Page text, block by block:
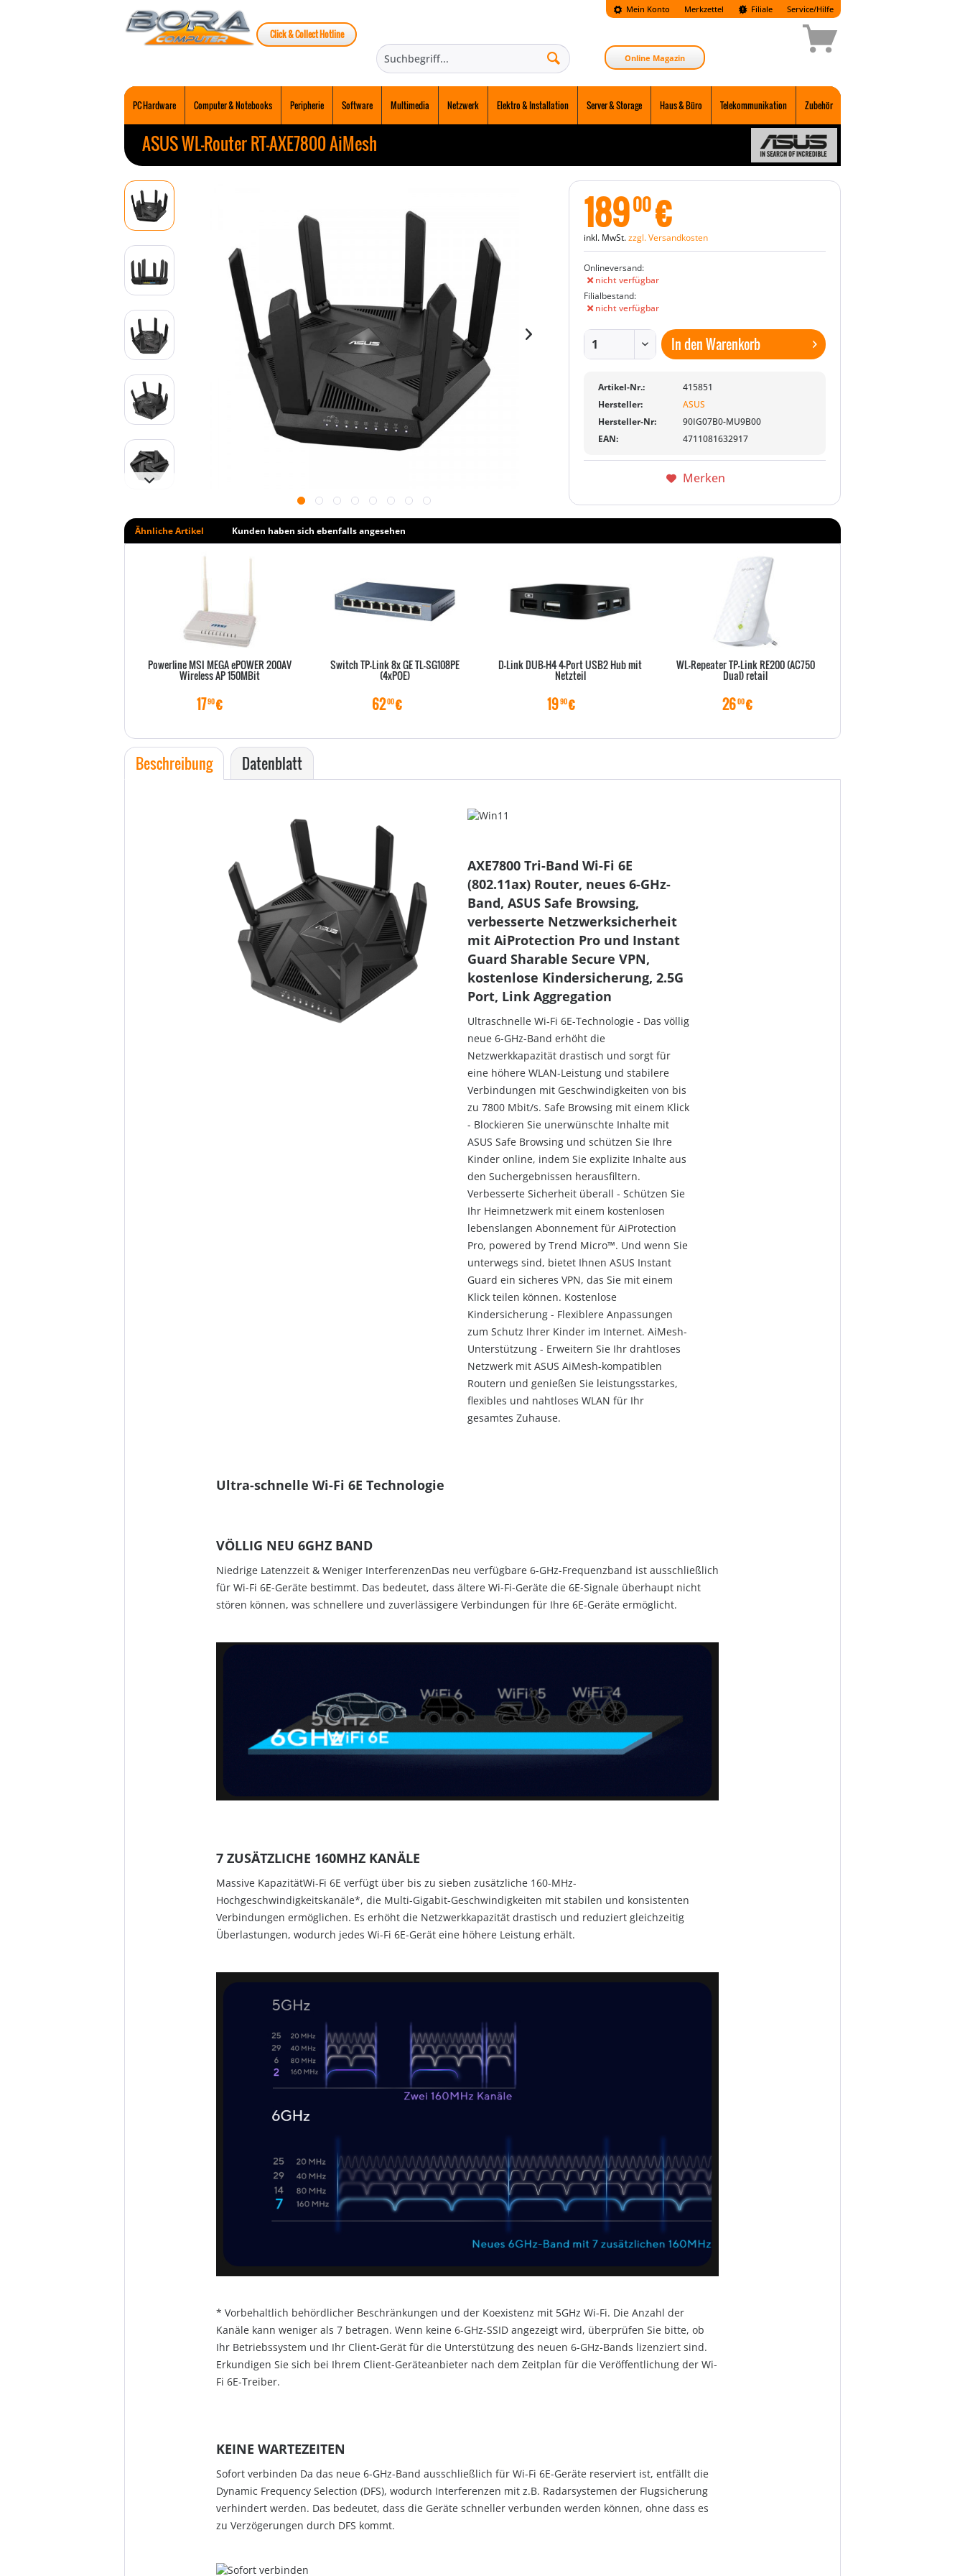
Mein Konto Merkzettel
Click & Collect Hotline
Filiale Service/Hilfe
Online Magazin
PC Hardware Computer & Notebooks Peripherie Software Multimedia Netzwerk Elektro & Installation Server & Storage Haus & Büro Telekommunikation Zubehör
ASUS WL-Router RT-AXE7800 AiMesh
18900€
inkl. MwSt.zzgl. Versandkosten
Onlineversand:
nicht verfügbar
Filialbestand:
nicht verfügbar
In denWarenkorb
Artikel-Nr.:
415851
Hersteller:
ASUS
Hersteller-Nr:
90IG07B0-MU9B00
EAN:
4711081632917
Merken
Ähnliche Artikel Kunden haben sich ebenfalls angesehen
Powerline MSI MEGA ePOWER 200AV
Wireless AP 150MBit
1790€
Switch TP-Link 8x GE TL-SG108PE
(4xPOE)
6200€
D-Link DUB-H4 4-Port USB2 Hub mit
Netzteil
1990€
WL-Repeater TP-Link RE200 (AC750
Dual) retail
2600€
Beschreibung Datenblatt
AXE7800 Tri-Band Wi-Fi 6E
(802.11ax) Router, neues 6-GHz-
Band, ASUS Safe Browsing,
verbesserte Netzwerksicherheit
mit AiProtection Pro und Instant
Guard Sharable Secure VPN,
kostenlose Kindersicherung, 2.5G
Port, Link Aggregation
Ultraschnelle Wi-Fi 6E-Technologie - Das völlig
neue 6-GHz-Band erhöht die
Netzwerkkapazität drastisch und sorgt für
eine höhere WLAN-Leistung und stabilere
Verbindungen mit Geschwindigkeiten von bis
zu 7800 Mbit/s. Safe Browsing mit einem Klick
- Blockieren Sie unerwünschte Inhalte mit
ASUS Safe Browsing und schützen Sie Ihre
Kinder online, indem Sie explizite Inhalte aus
den Suchergebnissen herausfiltern.
Verbesserte Sicherheit überall - Schützen Sie
Ihr Heimnetzwerk mit einem kostenlosen
lebenslangen Abonnement für AiProtection
Pro, powered by Trend Micro™. Und wenn Sie
unterwegs sind, bietet Ihnen ASUS Instant
Guard ein sicheres VPN, das Sie mit einem
Klick teilen können. Kostenlose
Kindersicherung - Flexiblere Anpassungen
zum Schutz Ihrer Kinder im Internet. AiMesh-
Unterstützung - Erweitern Sie Ihr drahtloses
Netzwerk mit ASUS AiMesh-kompatiblen
Routern und genießen Sie leistungsstarkes,
flexibles und nahtloses WLAN für Ihr
gesamtes Zuhause.
Ultra-schnelle Wi-Fi 6E Technologie
VÖLLIG NEU 6GHZ BAND
Niedrige Latenzzeit & Weniger InterferenzenDas neu verfügbare 6-GHz-Frequenzband ist ausschließlich
für Wi-Fi 6E-Geräte bestimmt. Das bedeutet, dass ältere Wi-Fi-Geräte die 6E-Signale überhaupt nicht
stören können, was schnellere und zuverlässigere Verbindungen für Ihre 6E-Geräte ermöglicht.
7 ZUSÄTZLICHE 160MHZ KANÄLE
Massive KapazitätWi-Fi 6E verfügt über bis zu sieben zusätzliche 160-MHz-
Hochgeschwindigkeitskanäle*, die Multi-Gigabit-Geschwindigkeiten mit stabilen und konsistenten
Verbindungen ermöglichen. Es erhöht die Netzwerkkapazität drastisch und reduziert gleichzeitig
Überlastungen, wodurch jedes Wi-Fi 6E-Gerät eine höhere Leistung erhält.
* Vorbehaltlich behördlicher Beschränkungen und der Koexistenz mit 5GHz Wi-Fi. Die Anzahl der
Kanäle kann weniger als 7 betragen. Wenn keine 6-GHz-SSID angezeigt wird, überprüfen Sie bitte, ob
Ihr Betriebssystem und Ihr Client-Gerät für die Unterstützung des neuen 6-GHz-Bands lizenziert sind.
Erkundigen Sie sich bei Ihrem Client-Geräteanbieter nach dem Zeitplan für die Veröffentlichung der Wi-
Fi 6E-Treiber.
KEINE WARTEZEITEN
Sofort verbinden Da das neue 6-GHz-Band ausschließlich für Wi-Fi 6E-Geräte reserviert ist, entfällt die
Dynamic Frequency Selection (DFS), wodurch Interferenzen mit z.B. Radarsystemen der Flugsicherung
verhindert werden. Das bedeutet, dass die Geräte schneller verbunden werden können, ohne dass es
zu Verzögerungen durch DFS kommt.